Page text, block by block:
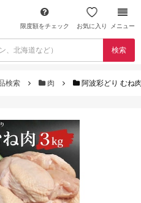
限度額をチェック お気に入り メニュー
検索
検索 肉 阿波彩どり むね